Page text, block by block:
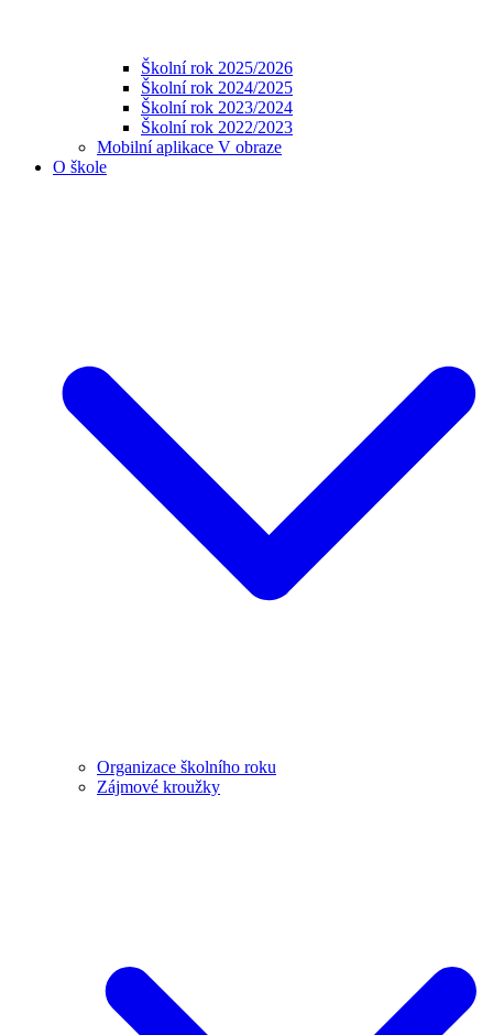
Školní rok 2025/2026
Školní rok 2024/2025
Školní rok 2023/2024
Školní rok 2022/2023
Mobilní aplikace V obraze
O škole
Organizace školního roku
Zájmové kroužky